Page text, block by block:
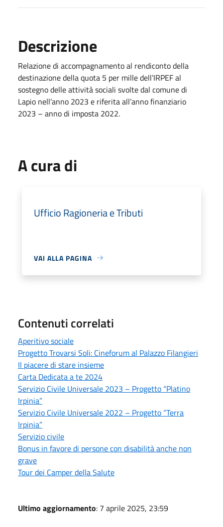
Descrizione
Relazione di accompagnamento al rendiconto della
destinazione della quota 5 per mille dell’IRPEF al
sostegno delle attività sociali svolte dal comune di
Lapio nell’anno 2023 e riferita all’anno finanziario
2023 – anno di imposta 2022.
A cura di
Ufficio Ragioneria e Tributi
VAI ALLA PAGINA
Contenuti correlati
Aperitivo sociale
Progetto Trovarsi Soli: Cineforum al Palazzo Filangieri
Il piacere di stare insieme
Carta Dedicata a te 2024
Servizio Civile Universale 2023 – Progetto “Platino
Irpinia”
Servizio Civile Universale 2022 – Progetto “Terra
Irpinia”
Servizio civile
Bonus in favore di persone con disabilità anche non
grave
Tour dei Camper della Salute
Ultimo aggiornamento: 7 aprile 2025, 23:59